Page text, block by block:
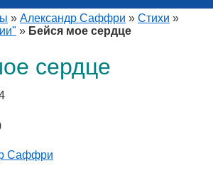
» Александр Саффри » Стихи »
» Бейся мое сердце
сердце
Саффри